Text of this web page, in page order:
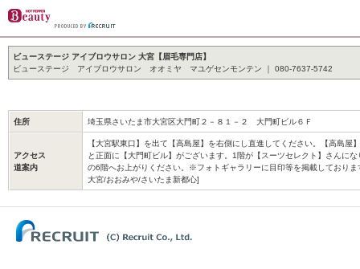
ビューステージ アイブロウサロン 大宮【眉毛専門店】
ビューステージ アイブロウサロン オオミヤ マユゲセンモンテン ｜ 080-7637-5742
住所 埼玉県さいたま市大宮区大門町２－８１－２ 大門町ビル６Ｆ
アクセス
道案内
【大宮駅東口】を出て【高島屋】を右側にし直進してください。【高島屋
と正面に【大門町ビル】がございます。1階が【スーツセレクト】さんに
の6階へお上がりください。※フォトギャラリーに目印等を掲載しており
大宮/おおみや/さいたま新都心]